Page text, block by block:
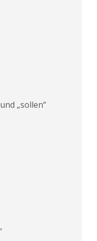
„sollen“